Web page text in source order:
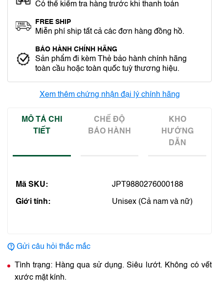
Có thể kiểm tra hàng trước khi thanh toán
FREE SHIP
Miễn phí ship tất cả các đơn hàng đồng hồ.
BẢO HÀNH CHÍNH HÃNG
Sản phẩm đi kèm Thẻ bảo hành chính hãng
toàn cầu hoặc toàn quốc tuỳ thương hiệu.
Xem thêm chứng nhận đại lý chính hãng
MÔ TẢ CHI
TIẾT
CHẾ ĐỘ
BẢO HÀNH
KHO
HƯỚNG
DẪN
Mã SKU: JPT9880276000188
Giới tính: Unisex (Cả nam và nữ)
Gửi câu hỏi thắc mắc
Tình trạng: Hàng qua sử dụng. Siêu lướt. Không có vết
xước mặt kính.